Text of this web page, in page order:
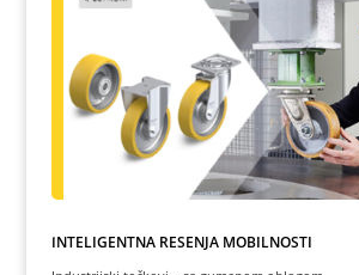
INTELIGENTNA REŠENJA MOBILNOSTI